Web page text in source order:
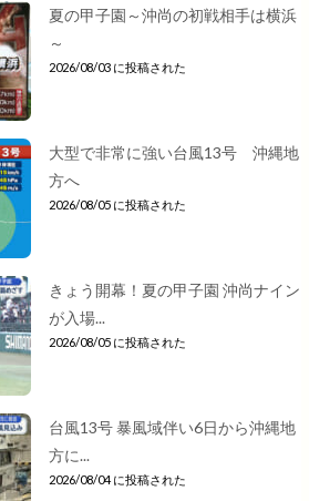
夏の甲子園～沖尚の初戦相手は横浜
～
2026/08/03 に投稿された
大型で非常に強い台風13号 沖縄地
方へ
2026/08/05 に投稿された
きょう開幕！夏の甲子園 沖尚ナイン
が入場...
2026/08/05 に投稿された
台風13号 暴風域伴い6日から沖縄地
方に...
2026/08/04 に投稿された